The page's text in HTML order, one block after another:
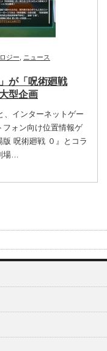
ジー
ニュース
が「呪術廻戦
型企画
インターネットゲー
フォン向け位置情報ゲ
呪術廻戦 ０』とコラ
場…